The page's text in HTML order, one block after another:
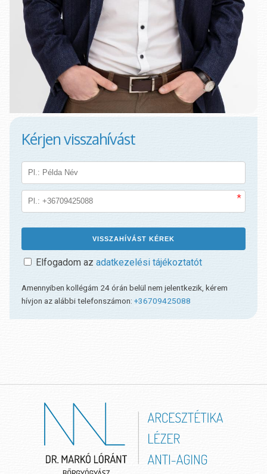
Kérjen visszahívást
Elfogadom az adatkezelési tájékoztatót
Amennyiben kollégám 24 órán belül nem jelentkezik, kérem
hívjon az alábbi telefonszámon: +36709425088